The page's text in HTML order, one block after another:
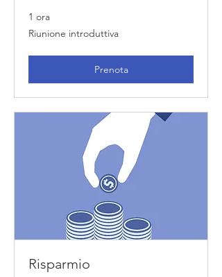
1 ora
Riunione
introduttiva
Riunione introduttiva
Prenota
Risparmio